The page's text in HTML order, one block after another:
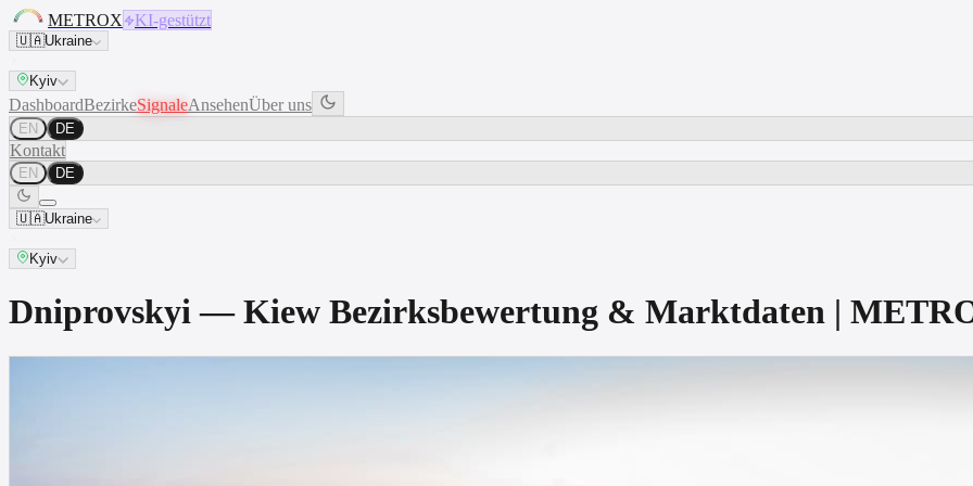
METROX KI-gestützt
🇺🇦Ukraine
Kyiv
DashboardBezirkeSignaleAnsehenÜber uns
EN DE
Kontakt
EN DE
🇺🇦Ukraine
Kyiv
Dniprovskyi — Kiew Bezirksbewertung & Marktdaten |